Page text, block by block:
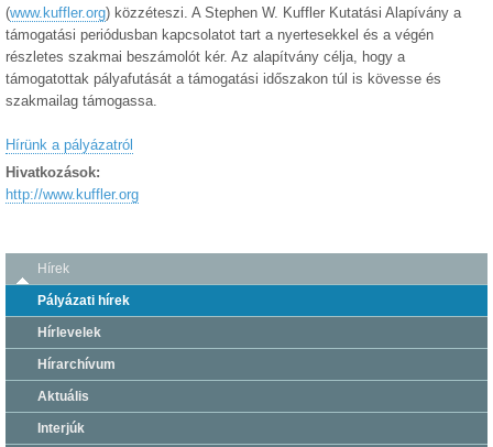
(www.kuffler.org) közzéteszi. A Stephen W. Kuffler Kutatási Alapívány a
támogatási periódusban kapcsolatot tart a nyertesekkel és a végén
részletes szakmai beszámolót kér. Az alapítvány célja, hogy a
támogatottak pályafutását a támogatási időszakon túl is kövesse és
szakmailag támogassa.
Hírünk a pályázatról
Hivatkozások:
http://www.kuffler.org
Hírek
Pályázati hírek
Hírlevelek
Hírarchívum
Aktuális
Interjúk